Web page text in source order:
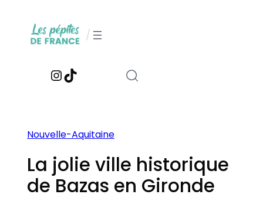
contenu
/
Instagram
TikTok
Nouvelle-Aquitaine
La jolie ville historique
de Bazas en Gironde